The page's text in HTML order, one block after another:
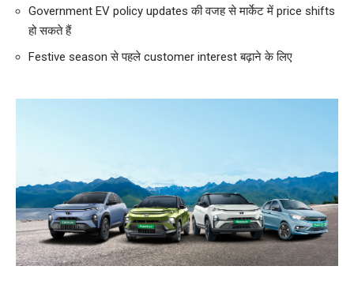
Government EV policy updates की वजह से मार्केट में price shifts
हो सकते हैं
Festive season से पहले customer interest बढ़ाने के लिए